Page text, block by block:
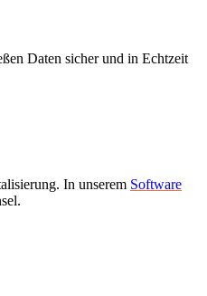
Daten sicher und in Echtzeit
In unserem Software